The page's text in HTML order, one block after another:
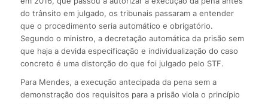
do trânsito em julgado, os tribunais passaram a entender
que o procedimento seria automático e obrigatório.
Segundo o ministro, a decretação automática da prisão sem
que haja a devida especificação e individualização do caso
concreto é uma distorção do que foi julgado pelo STF.
Para Mendes, a execução antecipada da pena sem a
demonstração dos requisitos para a prisão viola o princípio